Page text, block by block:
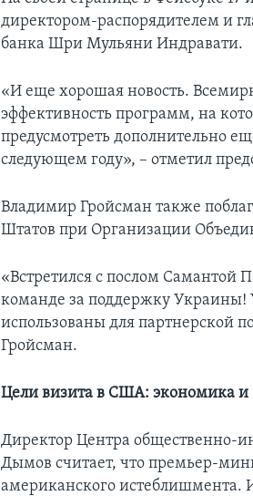
директором-распорядителем и
банка Шри Мульяни Индравати.
«И еще хорошая новость.
эффективность программ, на
предусмотреть дополнительно
следующем году», – отметил
Владимир Гройсман также
Штатов при Организации
«Встретился с послом Самантой
команде за поддержку Украины!
использованы для партнерской
Гройсман.
Цели визита в США: экономика и
Директор Центра общественно-
Дымов считает, что премьер-
американского истеблишмента.